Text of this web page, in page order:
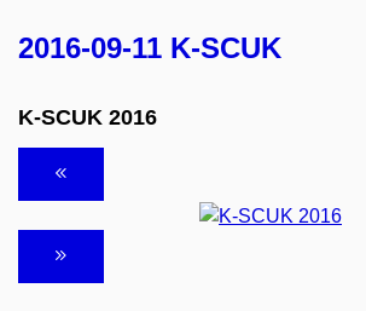
2016-09-11 K-SCUK
K-SCUK 2016